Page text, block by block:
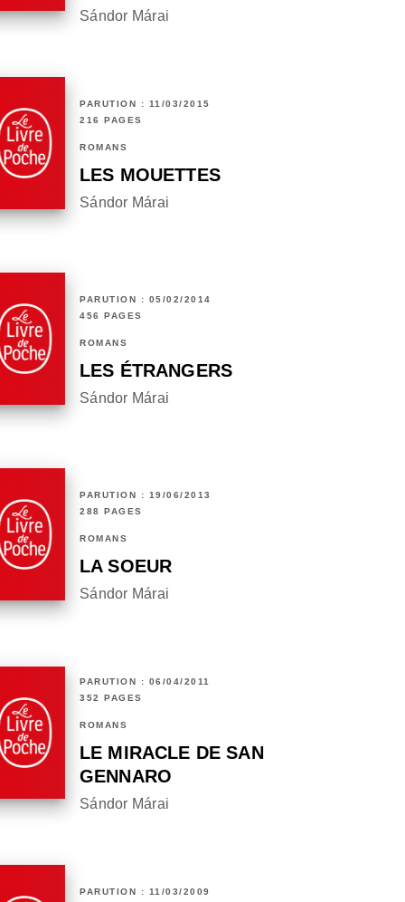
Sándor Márai
PARUTION : 11/03/2015
216 PAGES
ROMANS
LES MOUETTES
Sándor Márai
PARUTION : 05/02/2014
456 PAGES
ROMANS
LES ÉTRANGERS
Sándor Márai
PARUTION : 19/06/2013
288 PAGES
ROMANS
LA SOEUR
Sándor Márai
PARUTION : 06/04/2011
352 PAGES
ROMANS
LE MIRACLE DE SAN
GENNARO
Sándor Márai
PARUTION : 11/03/2009